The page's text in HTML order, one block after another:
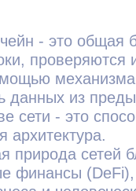
- это общая
проверяются
данных из
сети - это
архитектура.
природа сетей
финансы